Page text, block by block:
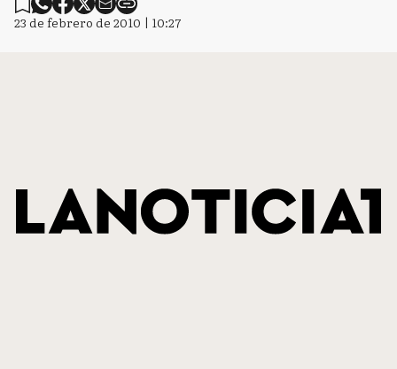
23 de febrero de 2010 | 10:27